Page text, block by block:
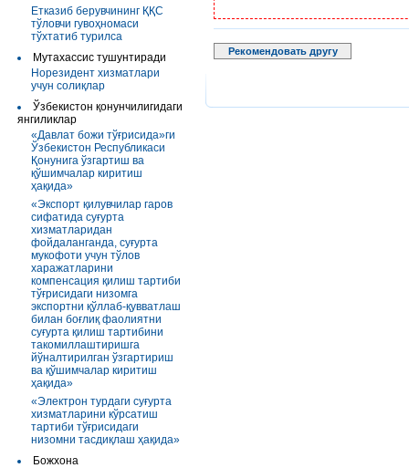
Етказиб берувчининг ҚҚС
тўловчи гувоҳномаси
тўхтатиб турилса
Мутахассис тушунтиради
Норезидент хизматлари
учун солиқлар
Ўзбекистон қонунчилигидаги
янгиликлар
«Давлат божи тўғрисида»ги
Ўзбекистон Республикаси
Қонунига ўзгартиш ва
қўшимчалар киритиш
ҳақида»
«Экспорт қилувчилар гаров
сифатида суғурта
хизматларидан
фойдаланганда, суғурта
мукофоти учун тўлов
харажатларини
компенсация қилиш тартиби
тўғрисидаги низомга
экспортни қўллаб-қувватлаш
билан боғлиқ фаолиятни
суғурта қилиш тартибини
такомиллаштиришга
йўналтирилган ўзгартириш
ва қўшимчалар киритиш
ҳақида»
«Электрон турдаги суғурта
хизматларини кўрсатиш
тартиби тўғрисидаги
низомни тасдиқлаш ҳақида»
Божхона
Рекомендовать другу